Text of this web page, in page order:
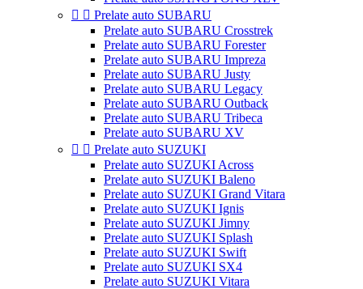
  Prelate auto SUBARU
Prelate auto SUBARU Crosstrek
Prelate auto SUBARU Forester
Prelate auto SUBARU Impreza
Prelate auto SUBARU Justy
Prelate auto SUBARU Legacy
Prelate auto SUBARU Outback
Prelate auto SUBARU Tribeca
Prelate auto SUBARU XV
  Prelate auto SUZUKI
Prelate auto SUZUKI Across
Prelate auto SUZUKI Baleno
Prelate auto SUZUKI Grand Vitara
Prelate auto SUZUKI Ignis
Prelate auto SUZUKI Jimny
Prelate auto SUZUKI Splash
Prelate auto SUZUKI Swift
Prelate auto SUZUKI SX4
Prelate auto SUZUKI Vitara